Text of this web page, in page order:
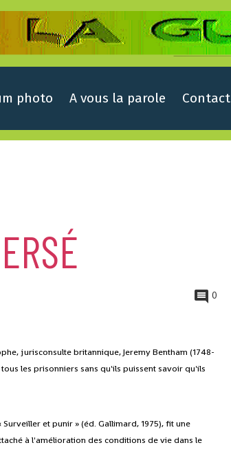
photo A vous la parole Contact
0
jurisconsulte britannique, Jeremy Bentham (1748-
les prisonniers sans qu'ils puissent savoir qu'ils
et punir » (éd. Gallimard, 1975), fit une
à l'amélioration des conditions de vie dans le